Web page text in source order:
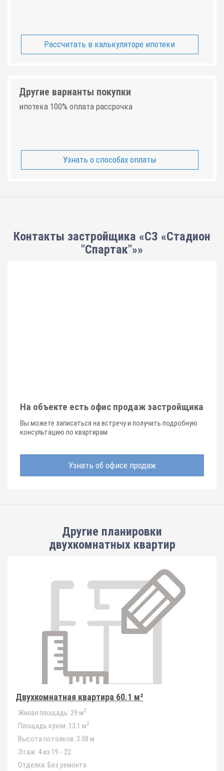
Рассчитать в калькуляторе ипотеки
Другие варианты покупки
ипотека 100% оплата рассрочка
Узнать о способах оплаты
Контакты застройщика «СЗ «Стадион
"Спартак"»»
На объекте есть офис продаж застройщика
Вы можете записаться на встречу и получить подробную
консультацию по квартирам
Узнать об офисе продаж
Другие планировки
двухкомнатных квартир
Двухкомнатная квартира 60.1 м²
Жилая площадь: 29 м2
Площадь кухни: 13.1 м2
Высота потолков: 3.08 м
Этаж: 4 из 19 - 22
Отделка: Без ремонта